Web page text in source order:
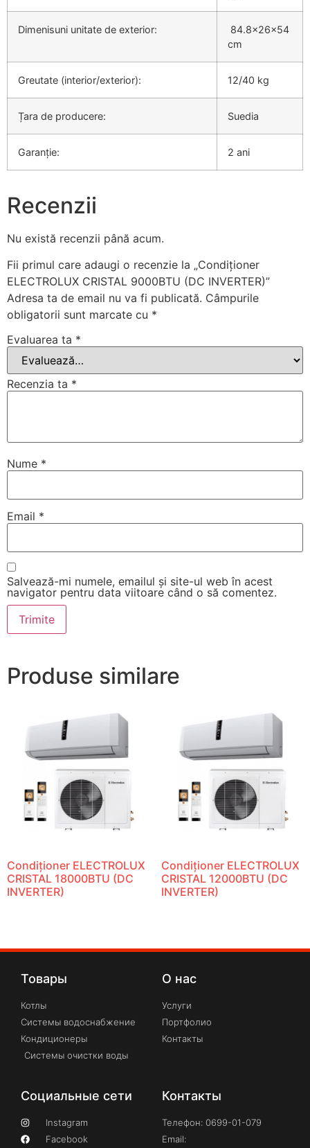
Dimenisuni unitate de exterior:
84.8x26x54
cm
Greutate (interior/exterior): 12/40 kg
Țara de producere: Suedia
Garanție: 2 ani
Recenzii
Nu există recenzii până acum.
Fii primul care adaugi o recenzie la „Condiționer
ELECTROLUX CRISTAL 9000BTU (DC INVERTER)”
Adresa ta de email nu va fi publicată. Câmpurile
obligatorii sunt marcate cu *
Evaluarea ta *
Recenzia ta *
Nume *
Email *
Salvează-mi numele, emailul și site-ul web în acest
navigator pentru data viitoare când o să comentez.
Produse similare
Condiționer ELECTROLUX
CRISTAL 18000BTU (DC
INVERTER)
Condiționer ELECTROLUX
CRISTAL 12000BTU (DC
INVERTER)
Товары
Котлы
Системы водоснабжение
Кондиционеры
Системы очистки воды
О нас
Услуги
Портфолио
Контакты
Социальные сети
Instagram
Facebook
Контакты
Телефон: 0699-01-079
Email: